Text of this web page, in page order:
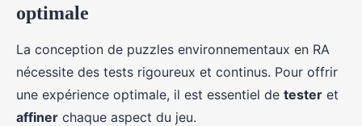
optimale
La conception de puzzles environnementaux en RA
nécessite des tests rigoureux et continus. Pour offrir
une expérience optimale, il est essentiel de tester et
affiner chaque aspect du jeu.